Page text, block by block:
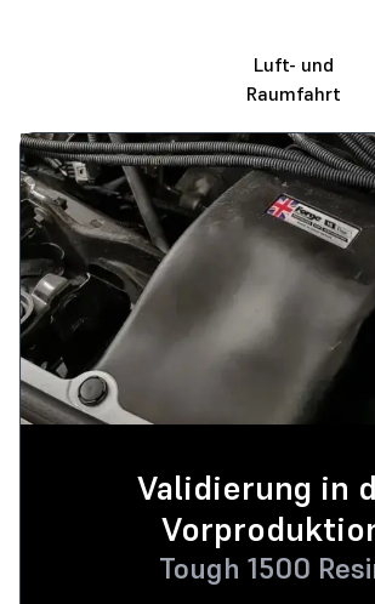
Luft- und
Raumfahrt
Validierung in
Tough 1500